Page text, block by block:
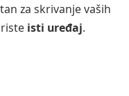
za skrivanje vaših
isti uređaj.